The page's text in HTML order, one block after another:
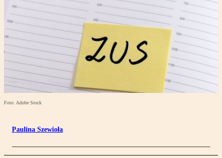
Foto: Adobe Stock
Paulina Szewioła